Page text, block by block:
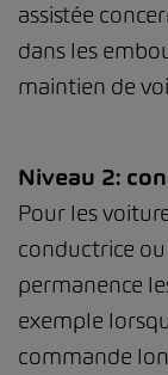
assistée
dans les
maintien de
Niveau 2:
Pour les
conductrice
permanence
exemple
commande